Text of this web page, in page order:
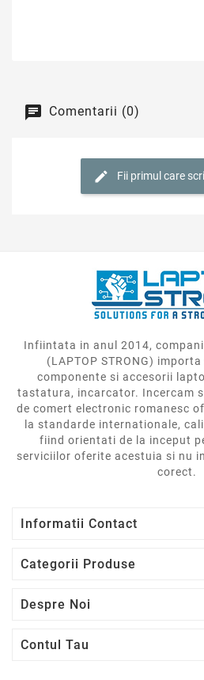
Comentarii (0)
Fii primul care
Infiintata in anul 2014,
(LAPTOP STRONG)
componente si accesorii
tastatura, incarcator. Incercam
de comert electronic romanesc
la standarde internationale,
fiind orientati de la inceput
serviciilor oferite acestuia si nu
corect.
Informatii Contact
Categorii Produse
Despre Noi
Contul Tau